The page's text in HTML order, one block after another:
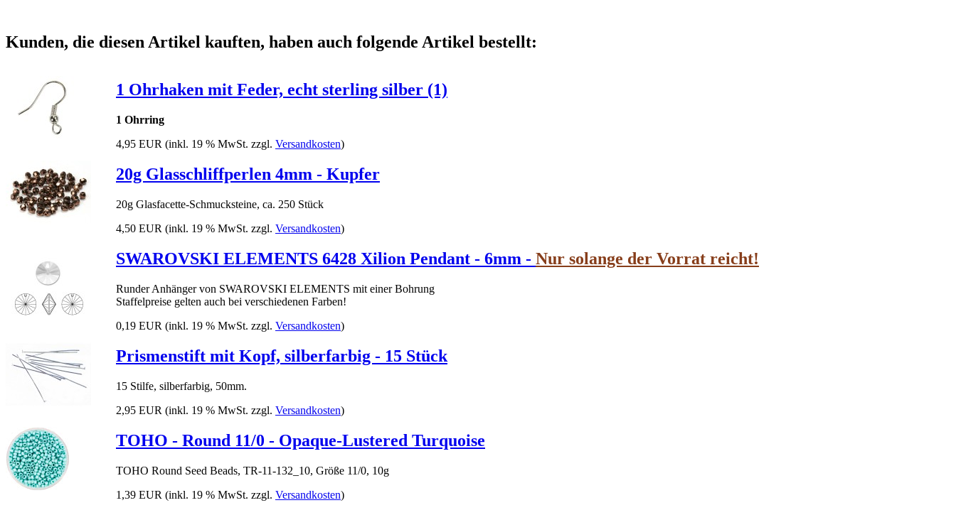
Kunden, die diesen Artikel kauften, haben auch folgende Artikel bestellt:
1 Ohrhaken mit Feder, echt sterling silber (1)
1 Ohrring
4,95 EUR (inkl. 19 % MwSt. zzgl. Versandkosten)
20g Glasschliffperlen 4mm - Kupfer
20g Glasfacette-Schmucksteine, ca. 250 Stück
4,50 EUR (inkl. 19 % MwSt. zzgl. Versandkosten)
SWAROVSKI ELEMENTS 6428 Xilion Pendant - 6mm - Nur solange der Vorrat reicht!
Runder Anhänger von SWAROVSKI ELEMENTS mit einer Bohrung
Staffelpreise gelten auch bei verschiedenen Farben!
0,19 EUR (inkl. 19 % MwSt. zzgl. Versandkosten)
Prismenstift mit Kopf, silberfarbig - 15 Stück
15 Stilfe, silberfarbig, 50mm.
2,95 EUR (inkl. 19 % MwSt. zzgl. Versandkosten)
TOHO - Round 11/0 - Opaque-Lustered Turquoise
TOHO Round Seed Beads, TR-11-132_10, Größe 11/0, 10g
1,39 EUR (inkl. 19 % MwSt. zzgl. Versandkosten)